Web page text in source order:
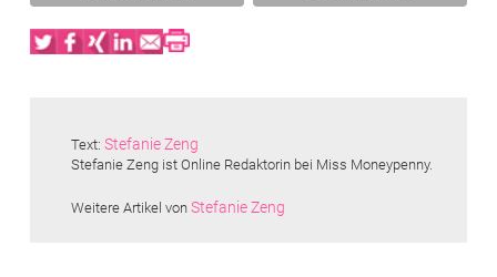
Twitter
Facebook
XING
LinkedIn
Email
Print
Text: Stefanie Zeng
Stefanie Zeng ist Online Redaktorin bei Miss Moneypenny.
Weitere Artikel von Stefanie Zeng